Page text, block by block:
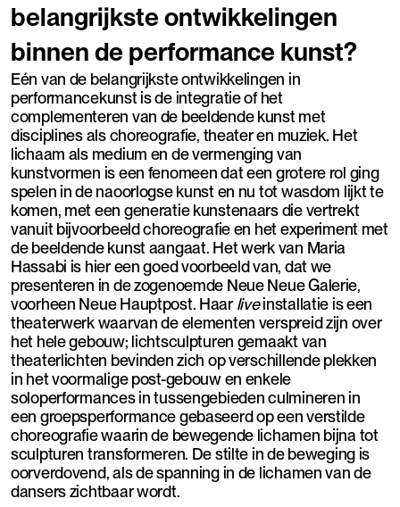
belangrijkste ontwikkelingen
binnen de performance kunst?
Eén van de belangrijkste ontwikkelingen in
performancekunst is de integratie of het
complementeren van de beeldende kunst met
disciplines als choreografie, theater en muziek. Het
lichaam als medium en de vermenging van
kunstvormen is een fenomeen dat een grotere rol ging
spelen in de naoorlogse kunst en nu tot wasdom lijkt te
komen, met een generatie kunstenaars die vertrekt
vanuit bijvoorbeeld choreografie en het experiment met
de beeldende kunst aangaat. Het werk van Maria
Hassabi is hier een goed voorbeeld van, dat we
presenteren in de zogenoemde Neue Neue Galerie,
voorheen Neue Hauptpost. Haar liveinstallatie is een
theaterwerk waarvan de elementen verspreid zijn over
het hele gebouw; lichtsculpturen gemaakt van
theaterlichten bevinden zich op verschillende plekken
in het voormalige post-gebouw en enkele
soloperformances in tussengebieden culmineren in
een groepsperformance gebaseerd op een verstilde
choreografie waarin de bewegende lichamen bijna tot
sculpturen transformeren. De stilte in de beweging is
oorverdovend, als de spanning in de lichamen van de
dansers zichtbaar wordt.